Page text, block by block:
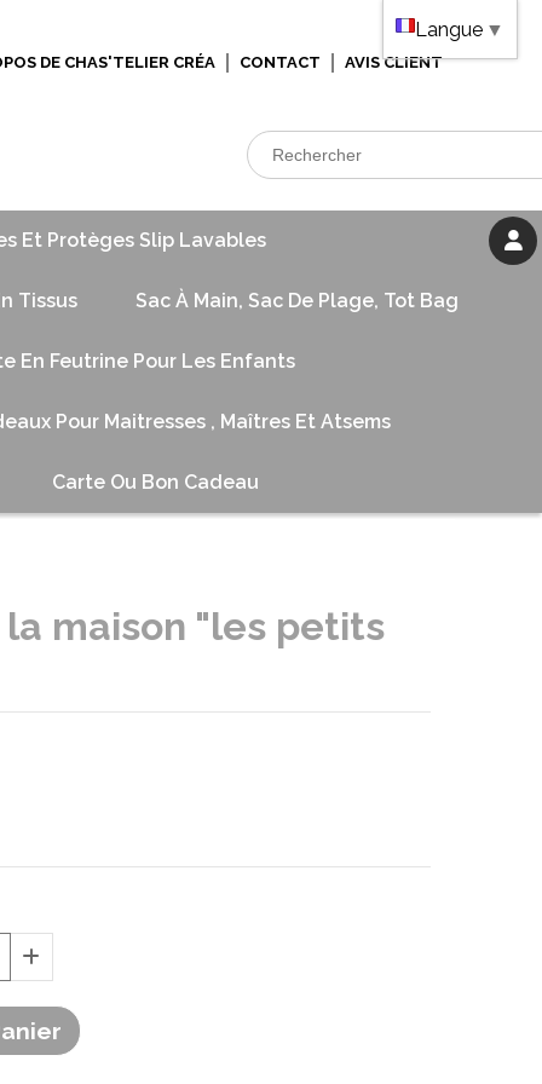
DE CHAS'TELIER CRÉA CONTACT AVIS CLIENT
Et Protèges Slip Lavables
Tissus Sac À Main, Sac De Plage, Tot Bag
En Feutrine Pour Les Enfants
Pour Maitresses , Maîtres Et Atsems
Carte Ou Bon Cadeau
maison "les petits
Langue ▼